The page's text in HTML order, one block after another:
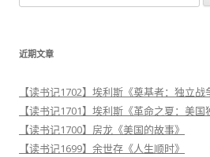
索
近期文章
【读书记1702】埃利斯《奠基者：独立战
【读书记1701】埃利斯《革命之夏：美国
【读书记1700】房龙《美国的故事》
【读书记1699】余世存《人生顺时》